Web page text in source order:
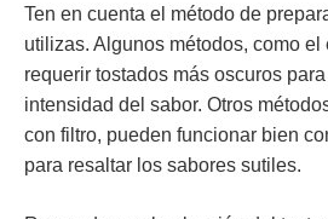
Ten en cuenta el método de
utilizas. Algunos métodos, como el
requerir tostados más oscuros
intensidad del sabor. Otros
con filtro, pueden funcionar bien
para resaltar los sabores sutiles.